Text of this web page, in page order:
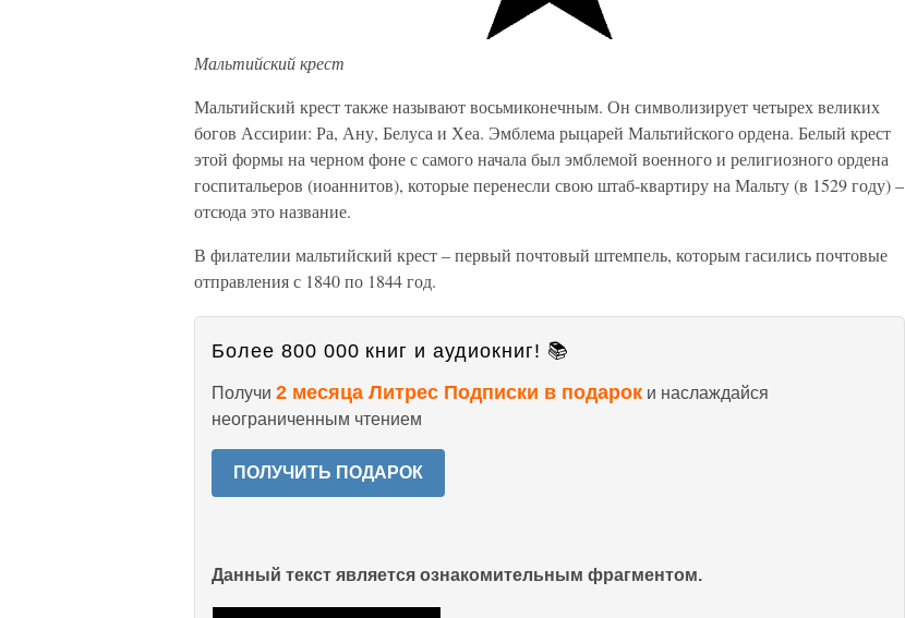
Мальтийский крест
Мальтийский крест также называют восьмиконечным. Он символизирует четырех великих
богов Ассирии: Ра, Ану, Белуса и Хеа. Эмблема рыцарей Мальтийского ордена. Белый крест
этой формы на черном фоне с самого начала был эмблемой военного и религиозного ордена
госпитальеров (иоаннитов), которые перенесли свою штаб-квартиру на Мальту (в 1529 году) –
отсюда это название.
В филателии мальтийский крест – первый почтовый штемпель, которым гасились почтовые
отправления с 1840 по 1844 год.
Более 800 000 книг и аудиокниг! 📚
Получи 2 месяца Литрес Подписки в подарок и наслаждайся
неограниченным чтением
ПОЛУЧИТЬ ПОДАРОК
Данный текст является ознакомительным фрагментом.